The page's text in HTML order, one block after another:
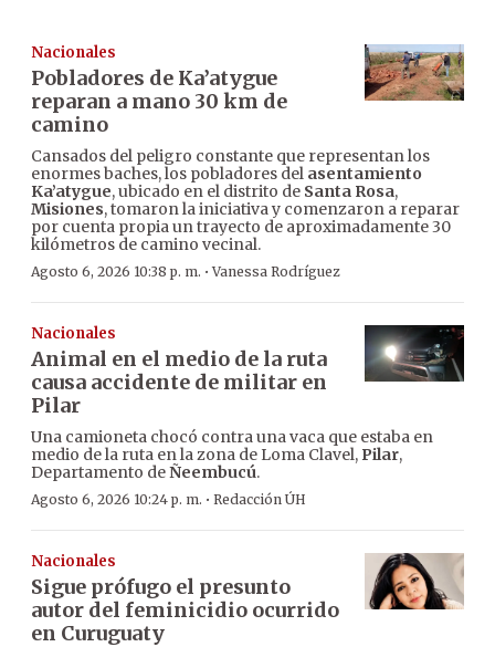
Nacionales
Pobladores de Ka’atygue
reparan a mano 30 km de
camino
Cansados del peligro constante que representan los
enormes baches, los pobladores del asentamiento
Ka’atygue, ubicado en el distrito de Santa Rosa,
Misiones, tomaron la iniciativa y comenzaron a reparar
por cuenta propia un trayecto de aproximadamente 30
kilómetros de camino vecinal.
Agosto 6, 2026 10:38 p. m. ·Vanessa Rodríguez
Nacionales
Animal en el medio de la ruta
causa accidente de militar en
Pilar
Una camioneta chocó contra una vaca que estaba en
medio de la ruta en la zona de Loma Clavel, Pilar,
Departamento deÑeembucú.
Agosto 6, 2026 10:24 p. m. · Redacción ÚH
Nacionales
Sigue prófugo el presunto
autor del feminicidio ocurrido
en Curuguaty